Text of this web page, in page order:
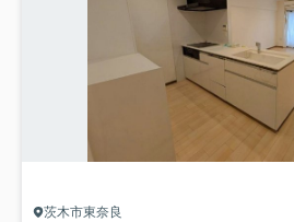
茨木市東奈良